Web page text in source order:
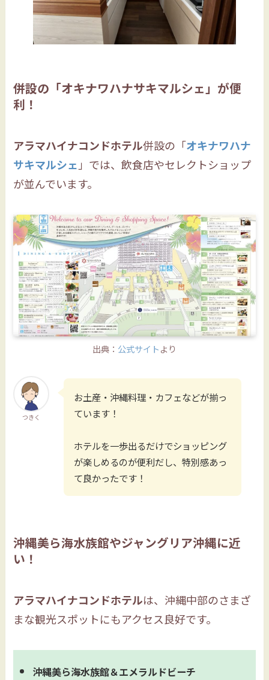
併設の「オキナワハナサキマルシェ」が便
利！
アラマハイナコンドホテル併設の「オキナワハナ
サキマルシェ」では、飲食店やセレクトショップ
が並んでいます。
出典： 公式サイトより
つきく
お土産・沖縄料理・カフェなどが揃っ
ています！
ホテルを一歩出るだけでショッピング
が楽しめるのが便利だし、特別感あっ
て良かったです！
沖縄美ら海水族館やジャングリア沖縄に近
い！
アラマハイナコンドホテルは、沖縄中部のさまざ
まな観光スポットにもアクセス良好です。
沖縄美ら海水族館＆エメラルドビーチ